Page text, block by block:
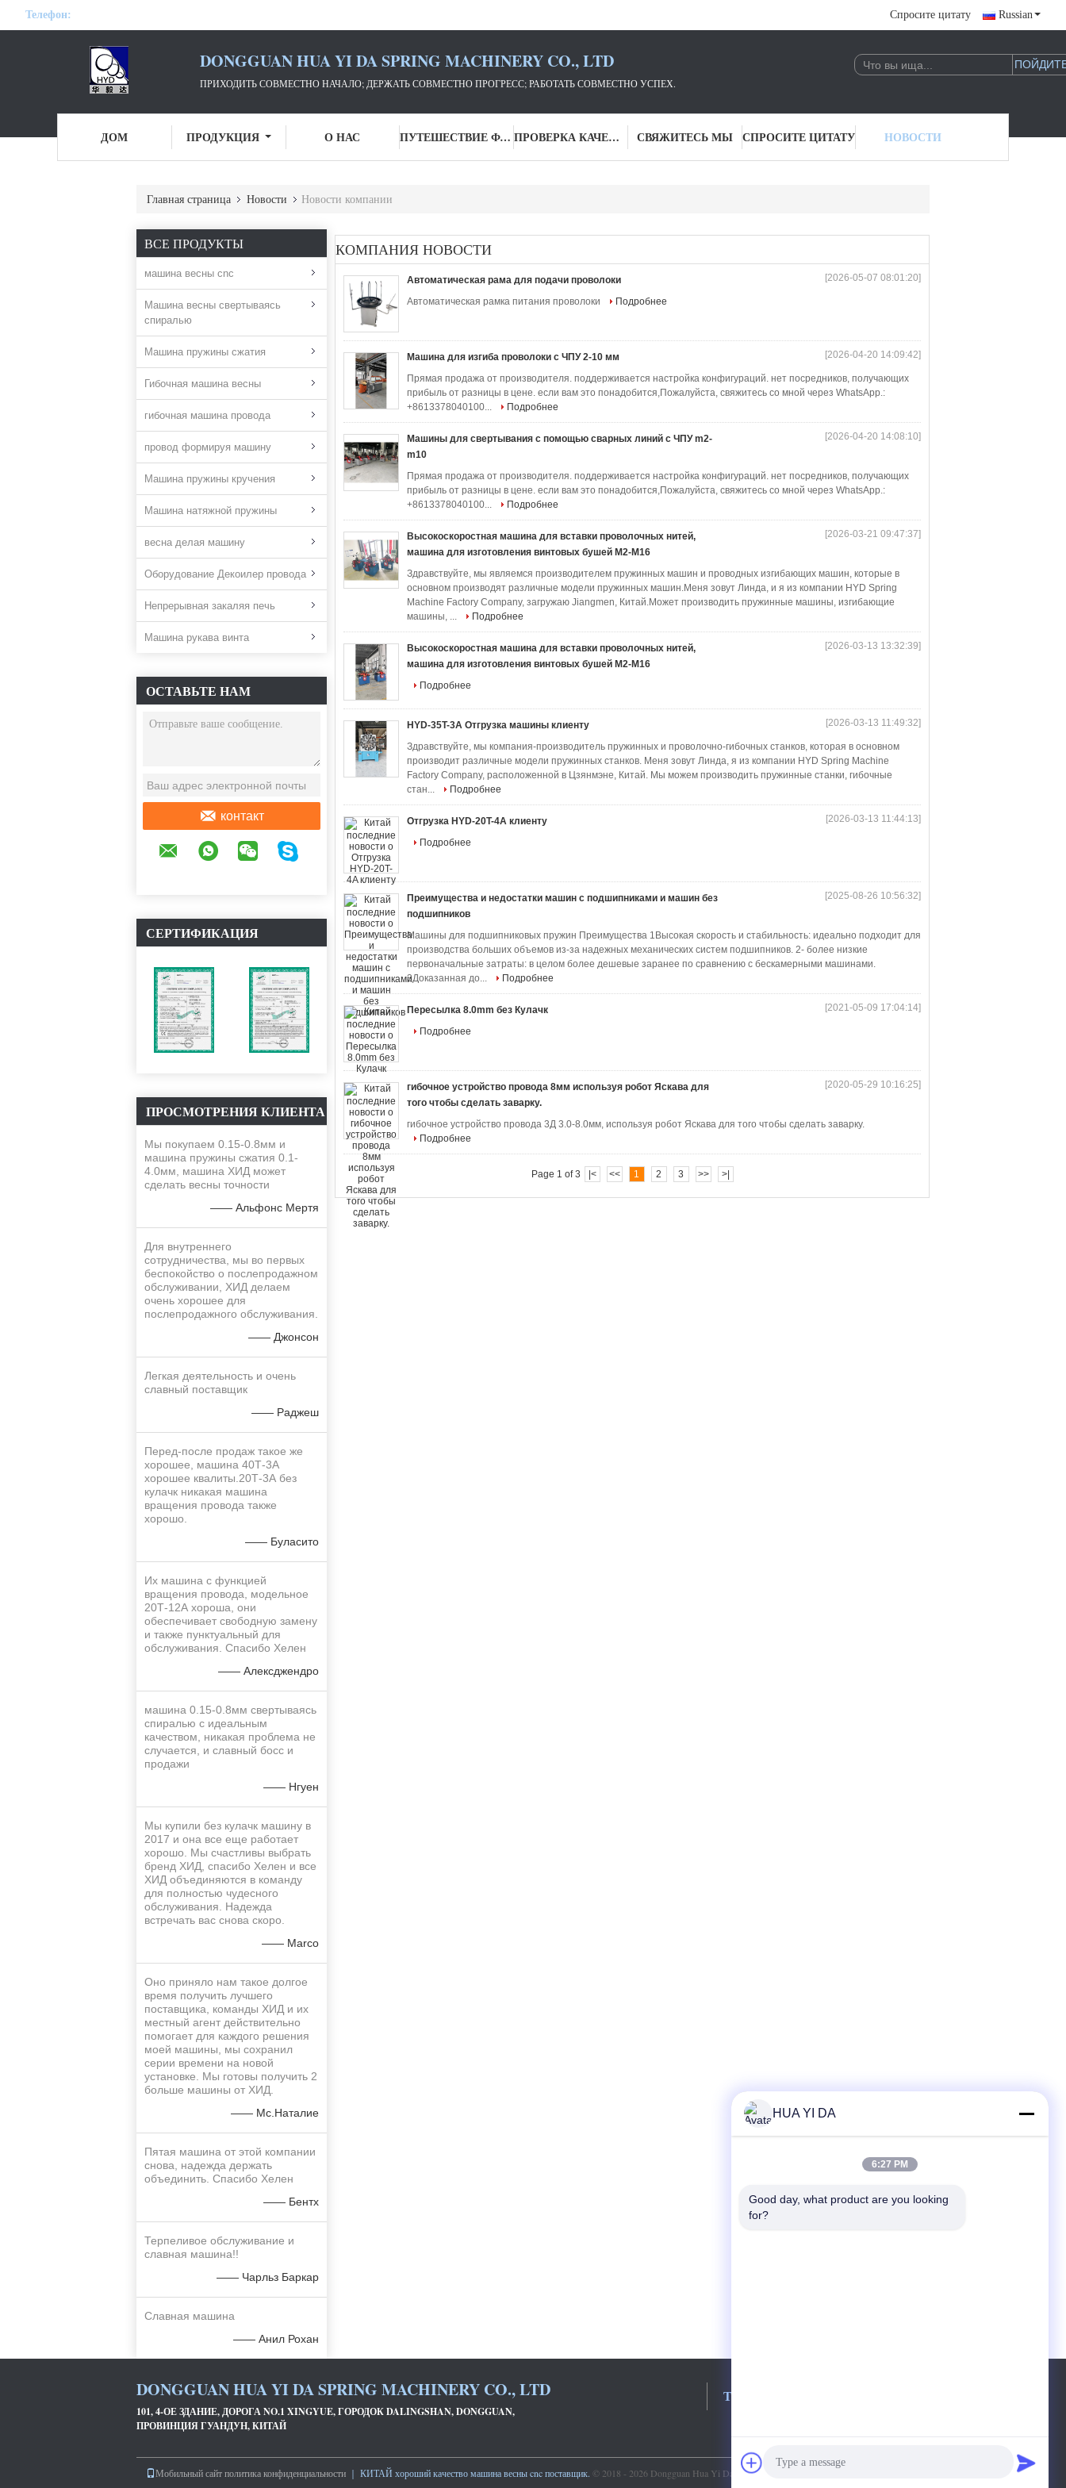
Телефон: Спросите цитату Russian
DONGGUAN HUA YI DA SPRING MACHINERY CO., LTD
ПРИХОДИТЬ СОВМЕСТНО НАЧАЛО; ДЕРЖАТЬ СОВМЕСТНО ПРОГРЕСС; РАБОТАТЬ СОВМЕСТНО УСПЕХ.
ДОМ ПРОДУКЦИЯ О НАС ПУТЕШЕСТВИЕ ФАБРИКИ ПРОВЕРКА КАЧЕСТВА СВЯЖИТЕСЬ МЫ СПРОСИТЕ ЦИТАТУ НОВОСТИ
Главная страница Новости Новости компании
ВСЕ ПРОДУКТЫ
машина весны cnc
Машина весны свертываясь
спиралью
Машина пружины сжатия
Гибочная машина весны
гибочная машина провода
провод формируя машину
Машина пружины кручения
Машина натяжной пружины
весна делая машину
Оборудование Декоилер провода
Непрерывная закаляя печь
Машина рукава винта
ОСТАВЬТЕ НАМ
СООБЩЕНИЕ
контакт
СЕРТИФИКАЦИЯ
ПРОСМОТРЕНИЯ КЛИЕНТА
Мы покупаем 0.15-0.8мм и
машина пружины сжатия 0.1-
4.0мм, машина ХИД может
сделать весны точности
—— Альфонс Мертя
Для внутреннего
сотрудничества, мы во первых
беспокойство о послепродажном
обслуживании, ХИД делаем
очень хорошее для
послепродажного обслуживания.
—— Джонсон
Легкая деятельность и очень
славный поставщик
—— Раджеш
Перед-после продаж такое же
хорошее, машина 40Т-3А
хорошее квалиты.20Т-3А без
кулачк никакая машина
вращения провода также
хорошо.
—— Буласито
Их машина с функцией
вращения провода, модельное
20Т-12А хороша, они
обеспечивает свободную замену
и также пунктуальный для
обслуживания. Спасибо Хелен
—— Алексджендро
машина 0.15-0.8мм свертываясь
спиралью с идеальным
качеством, никакая проблема не
случается, и славный босс и
продажи
—— Нгуен
Мы купили без кулачк машину в
2017 и она все еще работает
хорошо. Мы счастливы выбрать
бренд ХИД, спасибо Хелен и все
ХИД объединяются в команду
для полностью чудесного
обслуживания. Надежда
встречать вас снова скоро.
—— Marco
Оно приняло нам такое долгое
время получить лучшего
поставщика, команды ХИД и их
местный агент действительно
помогает для каждого решения
моей машины, мы сохранил
серии времени на новой
установке. Мы готовы получить 2
больше машины от ХИД.
—— Мс.Наталие
Пятая машина от этой компании
снова, надежда держать
объединить. Спасибо Хелен
—— Бентх
Терпеливое обслуживание и
славная машина!!
—— Чарльз Баркар
Славная машина
—— Анил Рохан
КОМПАНИЯ НОВОСТИ
Автоматическая рама для подачи проволоки [2026-05-07 08:01:20]
Автоматическая рамка питания проволоки Подробнее
Машина для изгиба проволоки с ЧПУ 2-10 мм [2026-04-20 14:09:42]
Прямая продажа от производителя. поддерживается настройка конфигураций. нет посредников, получающих
прибыль от разницы в цене. если вам это понадобится,Пожалуйста, свяжитесь со мной через WhatsApp.:
+8613378040100...
Подробнее
Машины для свертывания с помощью сварных линий с ЧПУ m2-
m10
[2026-04-20 14:08:10]
Прямая продажа от производителя. поддерживается настройка конфигураций. нет посредников, получающих
прибыль от разницы в цене. если вам это понадобится,Пожалуйста, свяжитесь со мной через WhatsApp.:
+8613378040100...
Подробнее
Высокоскоростная машина для вставки проволочных нитей,
машина для изготовления винтовых бушей M2-M16
[2026-03-21 09:47:37]
Здравствуйте, мы являемся производителем пружинных машин и проводных изгибающих машин, которые в
основном производят различные модели пружинных машин.Меня зовут Линда, и я из компании HYD Spring
Machine Factory Company, загружаю Jiangmen, Китай.Может производить пружинные машины, изгибающие
машины, ...
Подробнее
Высокоскоростная машина для вставки проволочных нитей,
машина для изготовления винтовых бушей M2-M16
[2026-03-13 13:32:39]
Подробнее
HYD-35T-3A Отгрузка машины клиенту [2026-03-13 11:49:32]
Здравствуйте, мы компания-производитель пружинных и проволочно-гибочных станков, которая в основном
производит различные модели пружинных станков. Меня зовут Линда, я из компании HYD Spring Machine
Factory Company, расположенной в Цзянмэне, Китай. Мы можем производить пружинные станки, гибочные
стан...
Подробнее
Отгрузка HYD-20T-4A клиенту [2026-03-13 11:44:13]
Подробнее
Преимущества и недостатки машин с подшипниками и машин без
подшипников
[2025-08-26 10:56:32]
Машины для подшипниковых пружин Преимущества 1Высокая скорость и стабильность: идеально подходит для
производства больших объемов из-за надежных механических систем подшипников. 2- более низкие
первоначальные затраты: в целом более дешевые заранее по сравнению с бескамерными машинами.
3Доказанная до...
Подробнее
Пересылка 8.0mm без Кулачк [2021-05-09 17:04:14]
Подробнее
гибочное устройство провода 8мм используя робот Яскава для
того чтобы сделать заварку.
[2020-05-29 10:16:25]
гибочное устройство провода 3Д 3.0-8.0мм, используя робот Яскава для того чтобы сделать заварку.
Подробнее
Page 1 of 3 |< << 1 2 3 >> >|
DONGGUAN HUA YI DA SPRING MACHINERY CO., LTD
101, 4-ОЕ ЗДАНИЕ, ДОРОГА NO.1 XINGYUE, ГОРОДОК DALINGSHAN, DONGGUAN,
ПРОВИНЦИЯ ГУАНДУН, КИТАЙ
Телефон:
Мобильный сайт политика конфиденциальности｜ КИТАЙ хороший качество машина весны cnc поставщик. © 2018 - 2026 Dongguan Hua Yi Da Spring Machinery Co., Ltd. All Rights Reserved.
HUA YI DA
6:27 PM
Good day, what product are you looking
for?